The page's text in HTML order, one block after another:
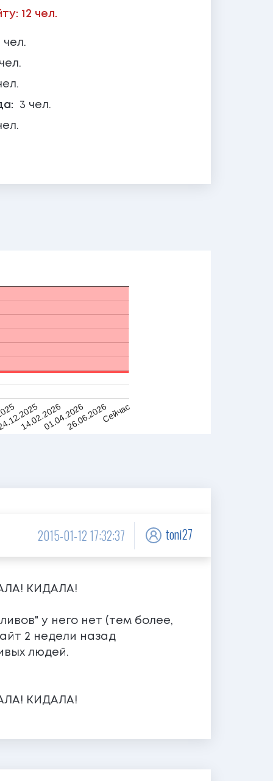
12 чел.
чел.
3 чел.
14.02.202601.04.202626.06.2026Сейчас
2015-01-12 17:32:37 toni27
КИДАЛА!
у него нет (тем более,
2 недели назад
людей.
КИДАЛА!